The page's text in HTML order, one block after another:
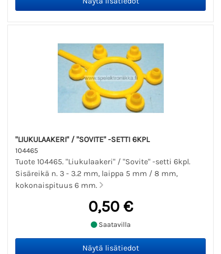
"LIUKULAAKERI" / "SOVITE" -SETTI 6KPL
104465
Tuote 104465. "Liukulaakeri" / "Sovite" -setti 6kpl.
Sisäreikä n. 3 - 3.2 mm, laippa 5 mm / 8 mm,
kokonaispituus 6 mm.
0,50 €
Saatavilla